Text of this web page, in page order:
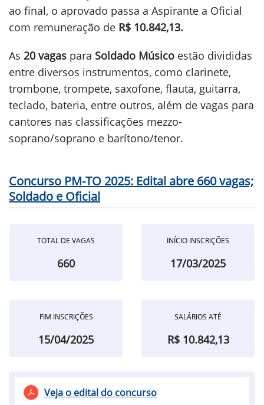
ao final, o aprovado passa a Aspirante a Oficial
com remuneração de R$ 10.842,13.
As 20 vagas para Soldado Músico estão divididas
entre diversos instrumentos, como clarinete,
trombone, trompete, saxofone, flauta, guitarra,
teclado, bateria, entre outros, além de vagas para
cantores nas classificações mezzo-
soprano/soprano e barítono/tenor.
Concurso PM-TO 2025: Edital abre 660 vagas;
Soldado e Oficial
TOTAL DE VAGAS
660
INÍCIO INSCRIÇÕES
17/03/2025
FIM INSCRIÇÕES
15/04/2025
SALÁRIOS ATÉ
R$ 10.842,13
Veja o edital do concurso